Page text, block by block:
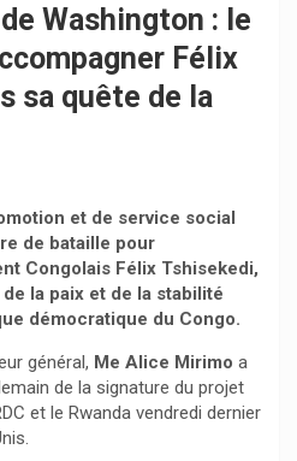
Washington : le
Félix
sa quête de la
et de service social
de bataille pour
Congolais Félix Tshisekedi,
la paix et de la stabilité
démocratique du Congo.
général, Me Alice Mirimo a
de la signature du projet
et le Rwanda vendredi dernier